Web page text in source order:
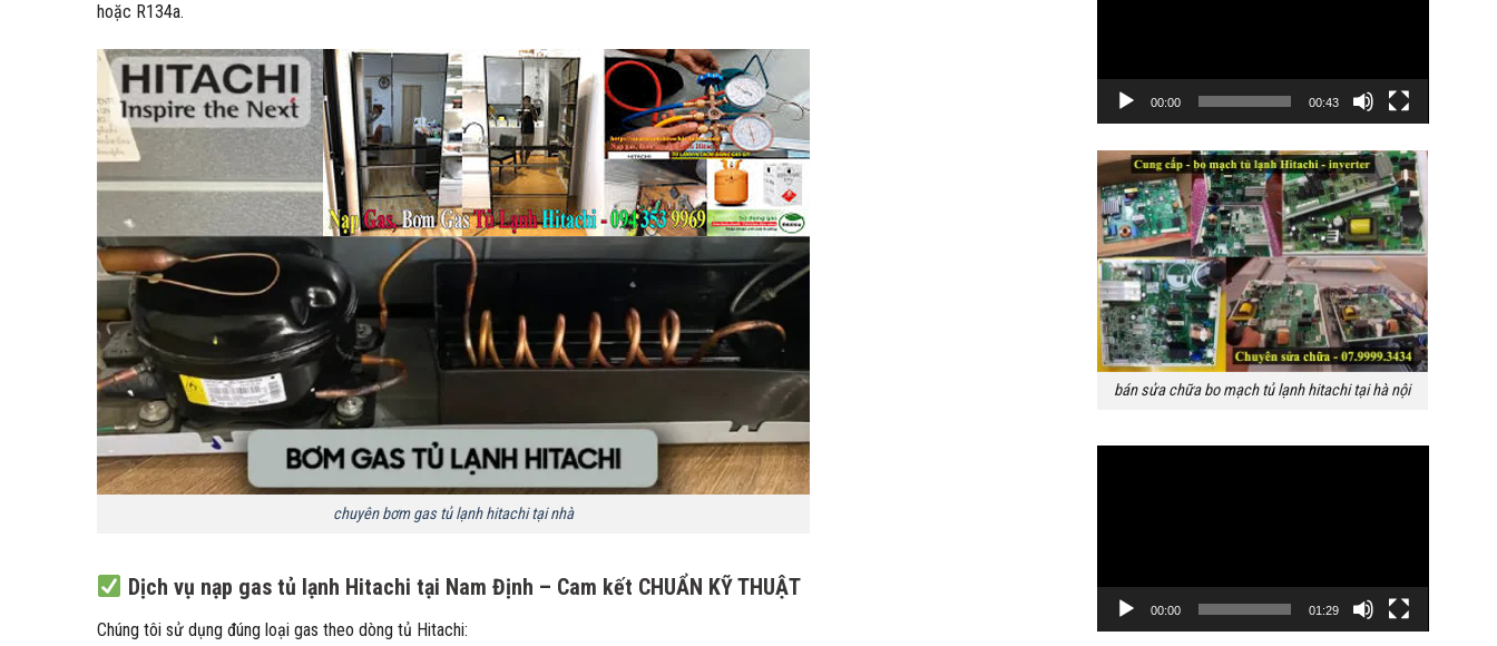
hoặc R134a.
chuyên bơm gas tủ lạnh hitachi tại nhà
Dịch vụ nạp gas tủ lạnh Hitachi tại Nam Định – Cam kết CHUẨN KỸ THUẬT
Chúng tôi sử dụng đúng loại gas theo dòng tủ Hitachi:
00:00 00:43
bán sửa chữa bo mạch tủ lạnh hitachi tại hà nội
00:00 01:29